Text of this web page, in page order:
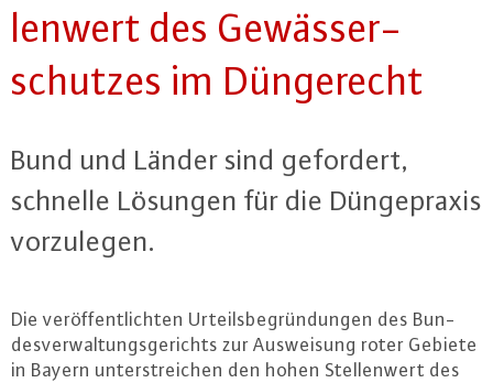
len­wert des Ge­wäs­ser­
schut­zes im Dün­ge­recht
Bund und Länder sind gefordert,
schnelle Lösungen für die Dün­ge­pra­xis
vor­zu­le­gen.
Die ver­öf­fent­lich­ten Ur­teils­be­grün­dun­gen des Bun­
des­ver­wal­tungs­ge­richts zur Aus­wei­sung roter Gebiete
in Bayern un­ter­strei­chen den hohen Stel­len­wert des